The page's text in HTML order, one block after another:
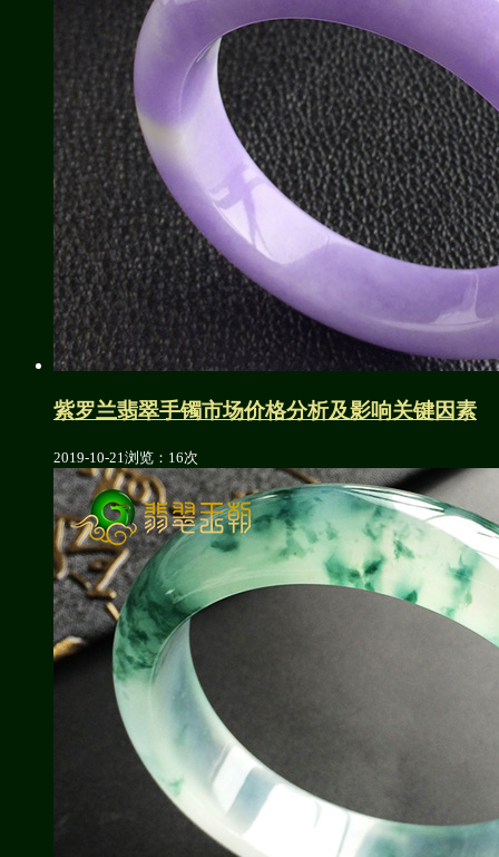
紫罗兰翡翠手镯市场价格分析及影响关键因素
2019-10-21 浏览：16次